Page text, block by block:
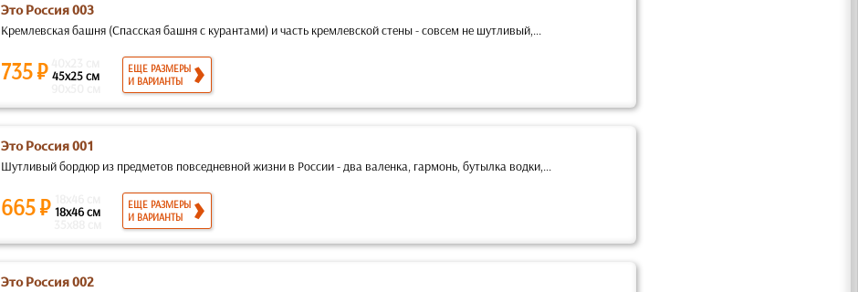
Это Россия 003
Кремлевская башня (Спасская башня с курантами) и часть кремлевской стены - совсем не шутливый,...
735 ₽ 45x25 см
ЕЩЕ РАЗМЕРЫ
И ВАРИАНТЫ
Это Россия 001
Шутливый бордюр из предметов повседневной жизни в России - два валенка, гармонь, бутылка водки,...
665 ₽ 18x46 см
ЕЩЕ РАЗМЕРЫ
И ВАРИАНТЫ
Это Россия 002